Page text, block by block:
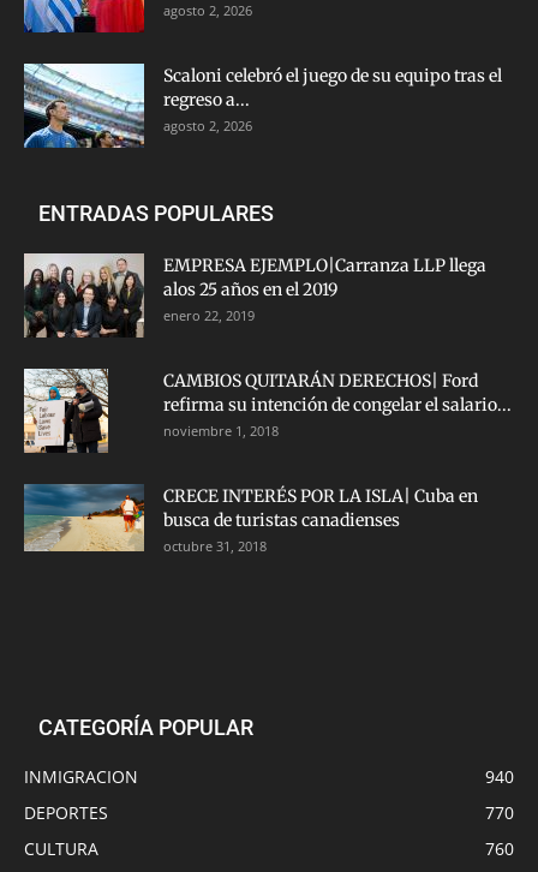
agosto 2, 2026
Scaloni celebró el juego de su equipo tras el
regreso a...
agosto 2, 2026
ENTRADAS POPULARES
EMPRESA EJEMPLO|Carranza LLP llega
alos 25 años en el 2019
enero 22, 2019
CAMBIOS QUITARÁN DERECHOS| Ford
refirma su intención de congelar el salario...
noviembre 1, 2018
CRECE INTERÉS POR LA ISLA| Cuba en
busca de turistas canadienses
octubre 31, 2018
CATEGORÍA POPULAR
INMIGRACION
940
DEPORTES
770
CULTURA
760